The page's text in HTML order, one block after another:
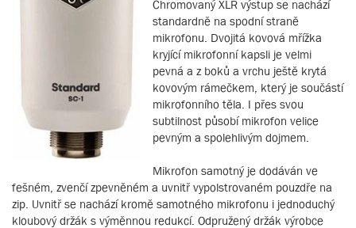
Chromovaný XLR výstup se nachází
standardně na spodní straně
mikrofonu. Dvojitá kovová mřížka
kryjící mikrofonní kapsli je velmi
pevná a z boků a vrchu ještě krytá
kovovým rámečkem, který je součástí
mikrofonního těla. I přes svou
subtilnost působí mikrofon velice
pevným a spolehlivým dojmem.
Mikrofon samotný je dodáván ve
fešném, zvenčí zpevněném a uvnitř vypolstrovaném pouzdře na
zip. Uvnitř se nachází kromě samotného mikrofonu i jednoduchý
kloubový držák s výměnnou redukcí. Odpružený držák výrobce